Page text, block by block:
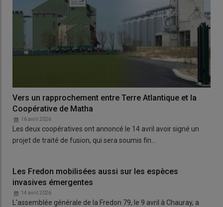
Vers un rapprochement entre Terre Atlantique et la
Coopérative de Matha
16 avril 2026
Les deux coopératives ont annoncé le 14 avril avoir signé un
projet de traité de fusion, qui sera soumis fin…
Les Fredon mobilisées aussi sur les espèces
invasives émergentes
14 avril 2026
L'assemblée générale de la Fredon 79, le 9 avril à Chauray, a